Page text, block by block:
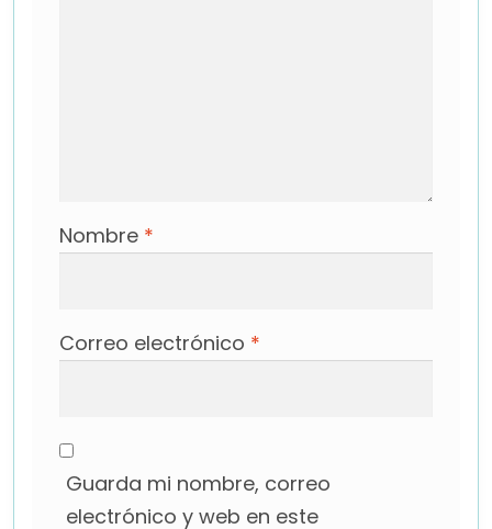
Nombre *
Correo electrónico *
Guarda mi nombre, correo
electrónico y web en este